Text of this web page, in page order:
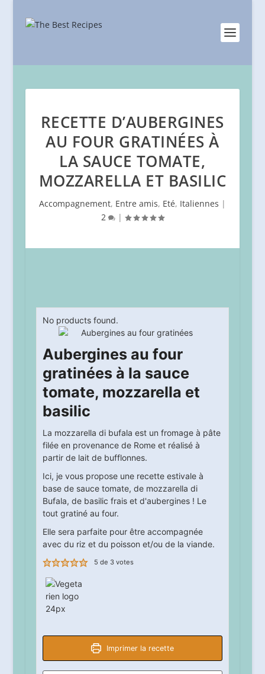
RECETTE D’AUBERGINES
AU FOUR GRATINÉES À
LA SAUCE TOMATE,
MOZZARELLA ET BASILIC
Accompagnement, Entre amis, Eté, Italiennes |
2
|
No products found.
Aubergines au four
gratinées à la sauce
tomate, mozzarella et
basilic
La mozzarella di bufala est un fromage à pâte
filée en provenance de Rome et réalisé à
partir de lait de bufflonnes.
Ici, je vous propose une recette estivale à
base de sauce tomate, de mozzarella di
Bufala, de basilic frais et d'aubergines ! Le
tout gratiné au four.
Elle sera parfaite pour être accompagnée
avec du riz et du poisson et/ou de la viande.
5 de 3votes
Imprimer la recette